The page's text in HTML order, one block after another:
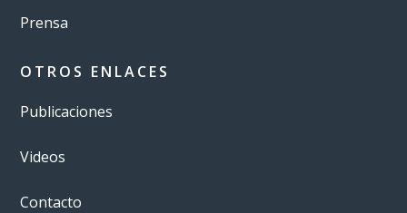
Prensa
OTROS ENLACES
Publicaciones
Videos
Contacto